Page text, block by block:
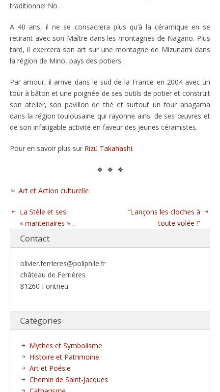
traditionnel No.
A 40 ans, il ne se consacrera plus qu’à la céramique en se
retirant avec son Maître dans les montagnes de Nagano. Plus
tard, il exercera son art sur une montagne de Mizunami dans
la région de Mino, pays des potiers.
Par amour, il arrive dans le sud de la France en 2004 avec un
tour à bâton et une poignée de ses outils de potier et construit
son atelier, son pavillon de thé et surtout un four anagama
dans la région toulousaine qui rayonne ainsi de ses œuvres et
de son infatigable activité en faveur des jeunes céramistes.
Pour en savoir plus sur Rizü Takahashi.
❖ ❖ ❖
Art et Action culturelle
La Stèle et ses
« mantenaires »…
“Lançons les cloches à
toute volée !”
Contact
olivier.ferrieres@poliphile.fr
château de Ferrières
81260 Fontrieu
Catégories
Mythes et Symbolisme
Histoire et Patrimoine
Art et Poésie
Chemin de Saint-Jacques